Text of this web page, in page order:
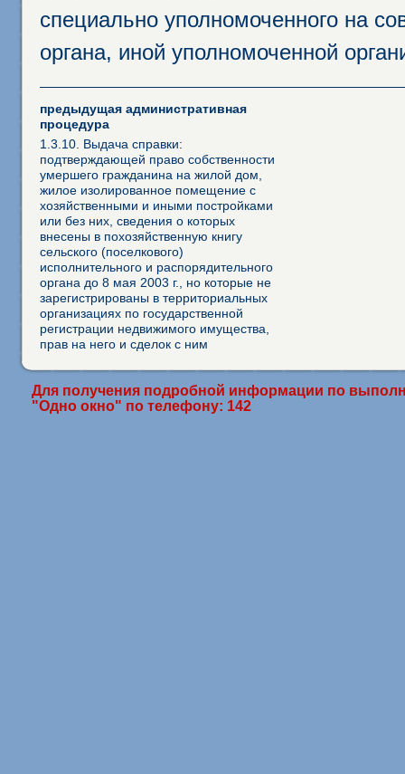
специально уполномоченного на
органа, иной уполномоченной
предыдущая административная
процедура
1.3.10. Выдача справки:
подтверждающей право собственности
умершего гражданина на жилой дом,
жилое изолированное помещение с
хозяйственными и иными постройками
или без них, сведения о которых
внесены в похозяйственную книгу
сельского (поселкового)
исполнительного и распорядительного
органа до 8 мая 2003 г., но которые не
зарегистрированы в территориальных
организациях по государственной
регистрации недвижимого имущества,
прав на него и сделок с ним
Для получения подробной информации по
"Одно окно" по телефону: 142